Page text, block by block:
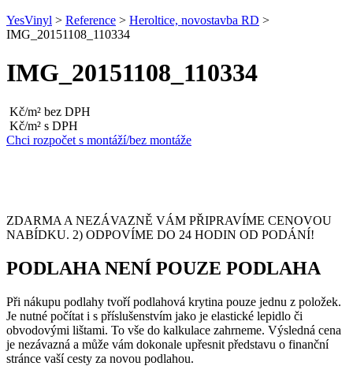
YesVinyl > Reference > Heroltice, novostavba RD >
IMG_20151108_110334
IMG_20151108_110334
Kč/m² bez DPH
Kč/m² s DPH
Chci rozpočet s montáží/bez montáže
ZDARMA A NEZÁVAZNĚ VÁM PŘIPRAVÍME CENOVOU
NABÍDKU. 2) ODPOVÍME DO 24 HODIN OD PODÁNÍ!
PODLAHA NENÍ POUZE PODLAHA
Při nákupu podlahy tvoří podlahová krytina pouze jednu z položek.
Je nutné počítat i s příslušenstvím jako je elastické lepidlo či
obvodovými lištami. To vše do kalkulace zahrneme. Výsledná cena
je nezávazná a může vám dokonale upřesnit představu o finanční
stránce vaší cesty za novou podlahou.